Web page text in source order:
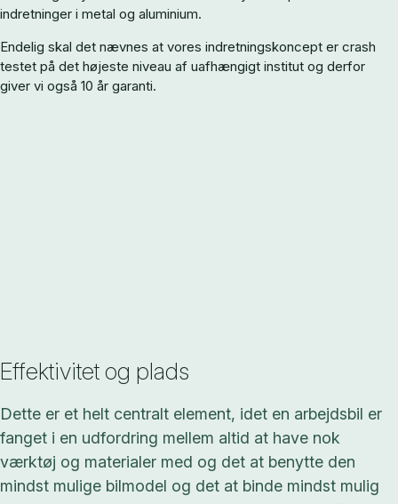
indretninger i metal og aluminium.
Endelig skal det nævnes at vores indretningskoncept er crash
testet på det højeste niveau af uafhængigt institut og derfor
giver vi også 10 år garanti.
Effektivitet og plads
Dette er et helt centralt element, idet en arbejdsbil er
fanget i en udfordring mellem altid at have nok
værktøj og materialer med og det at benytte den
mindst mulige bilmodel og det at binde mindst mulig